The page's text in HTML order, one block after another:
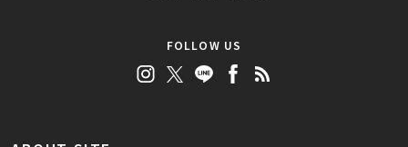
FOLLOW US